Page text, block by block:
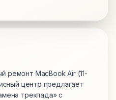
ремонт MacBook Air (11-
центр предлагает
трекпада» с